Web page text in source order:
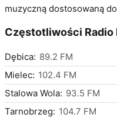
muzyczną dostosowaną
Częstotliwości Radio
Dębica: 89.2 FM
Mielec: 102.4 FM
Stalowa Wola: 93.5 FM
Tarnobrzeg: 104.7 FM